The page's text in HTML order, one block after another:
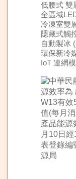
低腰式 雙
全區域
冷凍室雙
隱藏式觸
自動製冰
環保新冷
IoT 連網